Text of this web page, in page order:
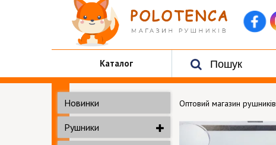
Каталог
Новинки
Рушники
Оптовий магазин рушників